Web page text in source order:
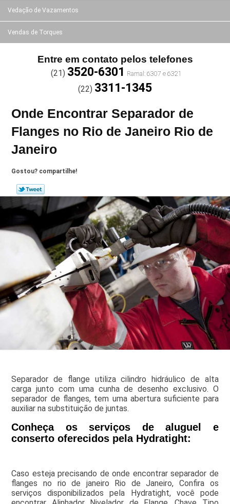
Vedação de Vazamentos
Vendas de Torques
Entre em contato pelos telefones
(21) 3520-6301
(22) 3311-1345
Onde Encontrar Separador de
Flanges no Rio de Janeiro Rio de
Janeiro
Gostou? compartilhe!
Separador de flange utiliza cilindro hidráulico de alta
carga junto com uma cunha de desenho exclusivo. O
separador de flanges, tem uma abertura suficiente para
auxiliar na substituição de juntas.
Conheça os serviços de aluguel e
conserto oferecidos pela Hydratight:
Caso esteja precisando de onde encontrar separador de
flanges no rio de janeiro Rio de Janeiro, Confira os
serviços disponibilizados pela Hydratight, você pode